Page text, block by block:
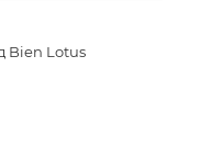
Bien Lotus